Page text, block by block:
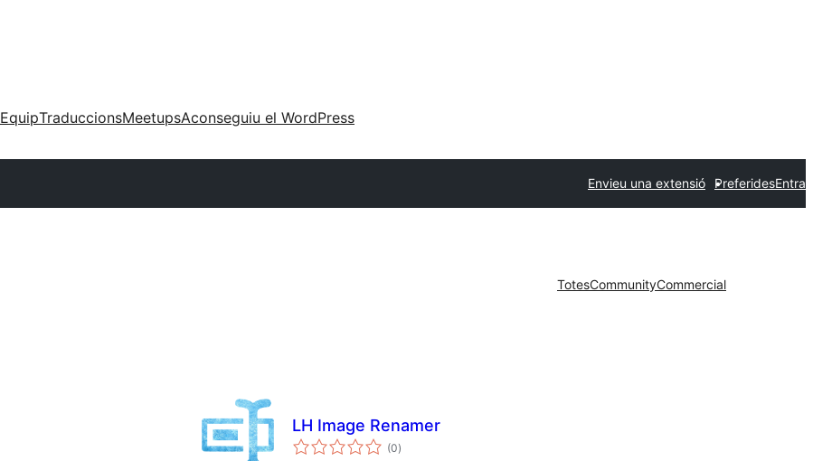
EquipTraduccionsMeetupsAconseguiu el WordPress
Envieu una extensió PreferidesEntra
TotesCommunityCommercial
LH Image Renamer
(0puntuacions
totals
)